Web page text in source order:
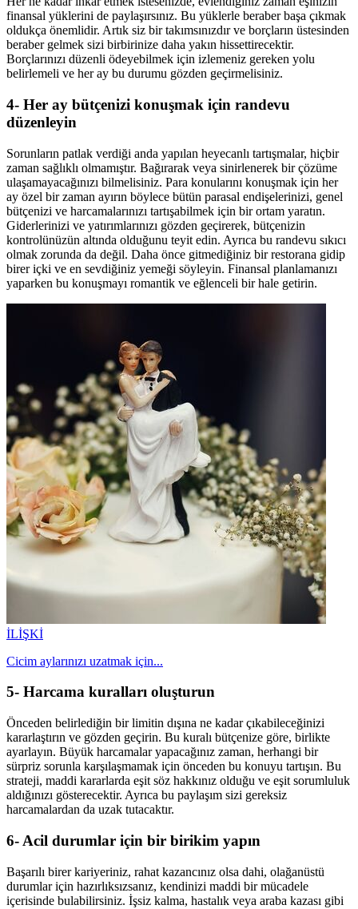
finansal yüklerini de paylaşırsınız. Bu yüklerle beraber başa çıkmak
oldukça önemlidir. Artık siz bir takımsınızdır ve borçların üstesinden
beraber gelmek sizi birbirinize daha yakın hissettirecektir.
Borçlarınızı düzenli ödeyebilmek için izlemeniz gereken yolu
belirlemeli ve her ay bu durumu gözden geçirmelisiniz.
4- Her ay bütçenizi konuşmak için randevu
düzenleyin
Sorunların patlak verdiği anda yapılan heyecanlı tartışmalar, hiçbir
zaman sağlıklı olmamıştır. Bağırarak veya sinirlenerek bir çözüme
ulaşamayacağınızı bilmelisiniz. Para konularını konuşmak için her
ay özel bir zaman ayırın böylece bütün parasal endişelerinizi, genel
bütçenizi ve harcamalarınızı tartışabilmek için bir ortam yaratın.
Giderlerinizi ve yatırımlarınızı gözden geçirerek, bütçenizin
kontrolünüzün altında olduğunu teyit edin. Ayrıca bu randevu sıkıcı
olmak zorunda da değil. Daha önce gitmediğiniz bir restorana gidip
birer içki ve en sevdiğiniz yemeği söyleyin. Finansal planlamanızı
yaparken bu konuşmayı romantik ve eğlenceli bir hale getirin.
İLİŞKİ
Cicim aylarınızı uzatmak için...
5- Harcama kuralları oluşturun
Önceden belirlediğin bir limitin dışına ne kadar çıkabileceğinizi
kararlaştırın ve gözden geçirin. Bu kuralı bütçenize göre, birlikte
ayarlayın. Büyük harcamalar yapacağınız zaman, herhangi bir
sürpriz sorunla karşılaşmamak için önceden bu konuyu tartışın. Bu
strateji, maddi kararlarda eşit söz hakkınız olduğu ve eşit sorumluluk
aldığınızı gösterecektir. Ayrıca bu paylaşım sizi gereksiz
harcamalardan da uzak tutacaktır.
6- Acil durumlar için bir birikim yapın
Başarılı birer kariyeriniz, rahat kazancınız olsa dahi, olağanüstü
durumlar için hazırlıksızsanız, kendinizi maddi bir mücadele
içerisinde bulabilirsiniz. İşsiz kalma, hastalık veya araba kazası gibi